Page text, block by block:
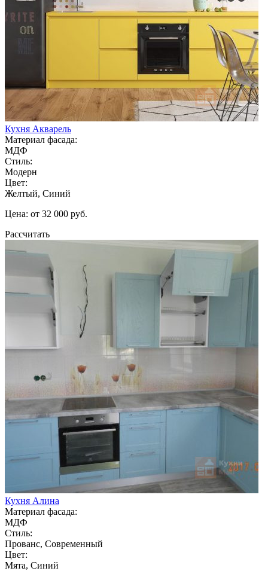
Кухня Акварель
Материал фасада:
МДФ
Стиль:
Модерн
Цвет:
Желтый, Синий
Цена: от 32 000 руб.
Рассчитать
Кухня Алина
Материал фасада:
МДФ
Стиль:
Прованс, Современный
Цвет:
Мята, Синий